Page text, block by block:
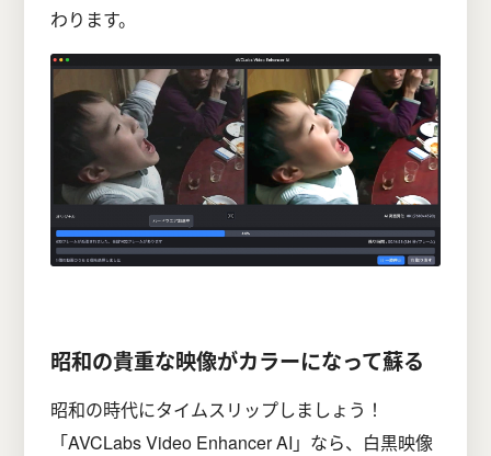
わります。
昭和の貴重な映像がカラーになって蘇る
昭和の時代にタイムスリップしましょう！
「AVCLabs Video Enhancer AI」なら、白黒映像